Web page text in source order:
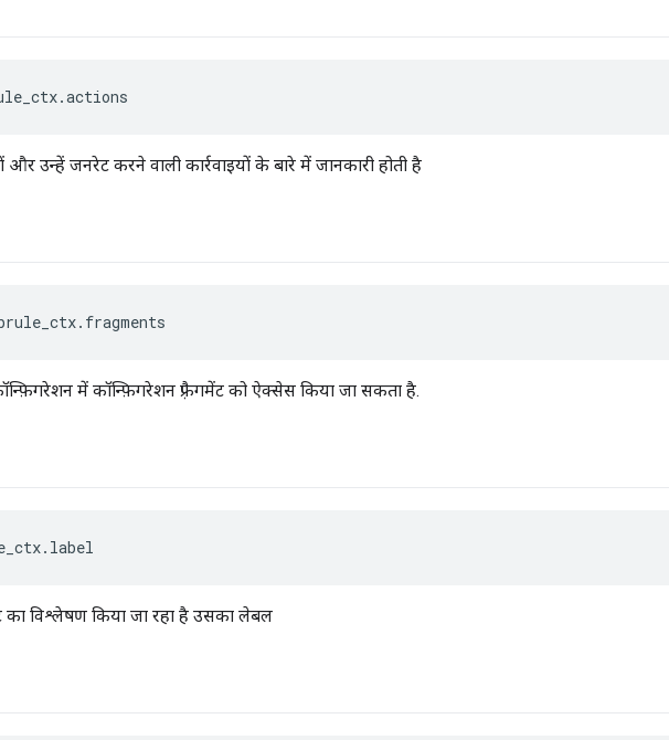
उन्हें जनरेट करने वाली कार्रवाइयों के बारे में जानकारी होती है
में कॉन्फ़िगरेशन फ़्रैगमेंट को ऐक्सेस किया जा सकता है.
का विश्लेषण किया जा रहा है उसका लेबल